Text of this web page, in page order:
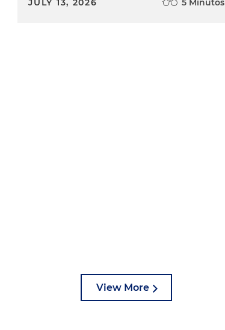
JULY 13, 2026 5 Minutos
View More